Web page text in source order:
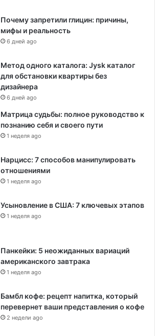
Почему запретили глицин: причины,
мифы и реальность
6 дней ago
Метод одного каталога: Jysk каталог
для обстановки квартиры без
дизайнера
6 дней ago
Матрица судьбы: полное руководство к
познанию себя и своего пути
1 неделя ago
Нарцисс: 7 способов манипулировать
отношениями
1 неделя ago
Усыновление в США: 7 ключевых этапов
1 неделя ago
Панкейки: 5 неожиданных вариаций
американского завтрака
1 неделя ago
Бамбл кофе: рецепт напитка, который
перевернет ваши представления о кофе
2 недели ago